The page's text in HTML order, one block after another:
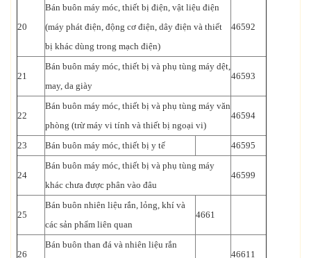
20
Bán buôn máy móc, thiết bị điện, vật liệu điện
(máy phát điện, động cơ điện, dây điện và thiết
bị khác dùng trong mạch điện)
46592
21
Bán buôn máy móc, thiết bị và phụ tùng máy dệt,
may, da giày
46593
22
Bán buôn máy móc, thiết bị và phụ tùng máy văn
phòng (trừ máy vi tính và thiết bị ngoại vi)
46594
23 Bán buôn máy móc, thiết bị y tế 46595
24
Bán buôn máy móc, thiết bị và phụ tùng máy
khác chưa được phân vào đâu
46599
25
Bán buôn nhiên liệu rắn, lỏng, khí và
các sản phẩm liên quan
4661
26
Bán buôn than đá và nhiên liệu rắn
46611